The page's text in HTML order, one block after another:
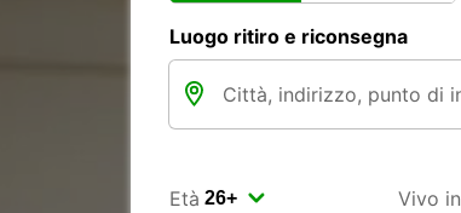
Luogo ritiro e riconsegna
Età Vivo in